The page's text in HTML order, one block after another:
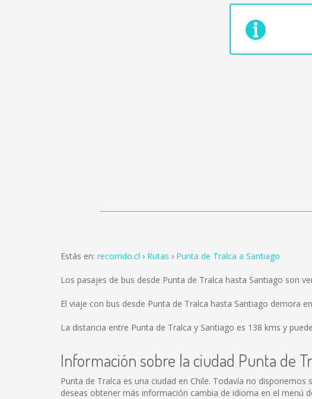
Estás en: recorrido.cl Rutas Punta de Tralca a Santiago
Los pasajes de bus desde Punta de Tralca hasta Santiago son
El viaje con bus desde Punta de Tralca hasta Santiago demora
La distancia entre Punta de Tralca y Santiago es 138 kms y
Información sobre la ciudad Punta de
Punta de Tralca es una ciudad en Chile. Todavía no
deseas obtener más información cambia de idioma en el menú